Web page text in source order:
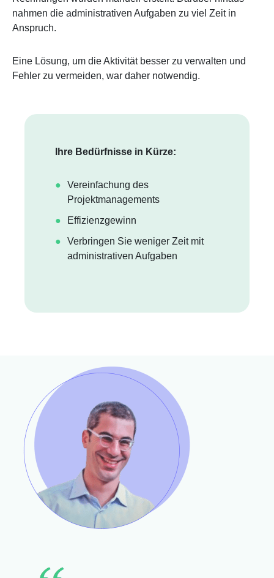
nahmen die administrativen Aufgaben zu viel Zeit in
Anspruch.
Eine Lösung, um die Aktivität besser zu verwalten und
Fehler zu vermeiden, war daher notwendig.
Ihre Bedürfnisse in Kürze:
Vereinfachung des
Projektmanagements
Effizienzgewinn
Verbringen Sie weniger Zeit mit
administrativen Aufgaben